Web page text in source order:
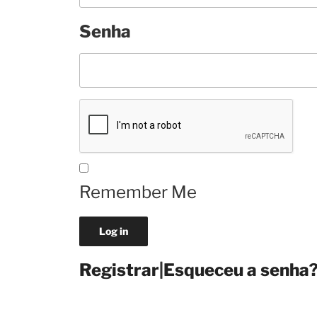
Senha
Remember Me
Registrar Esqueceu a